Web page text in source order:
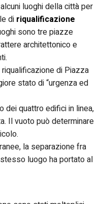
luoghi della città per
di riqualificazione
sono tre piazze
architettonico e
di Piazza
stato di “urgenza ed
dei quattro edifici in linea,
Il vuoto può determinare
la separazione fra
luogo ha portato al